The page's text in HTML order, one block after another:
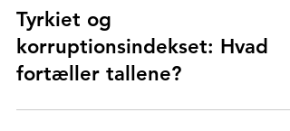
Istanbul Forklaret
Tyrkiet og
korruptionsindekset: Hvad
fortæller tallene?